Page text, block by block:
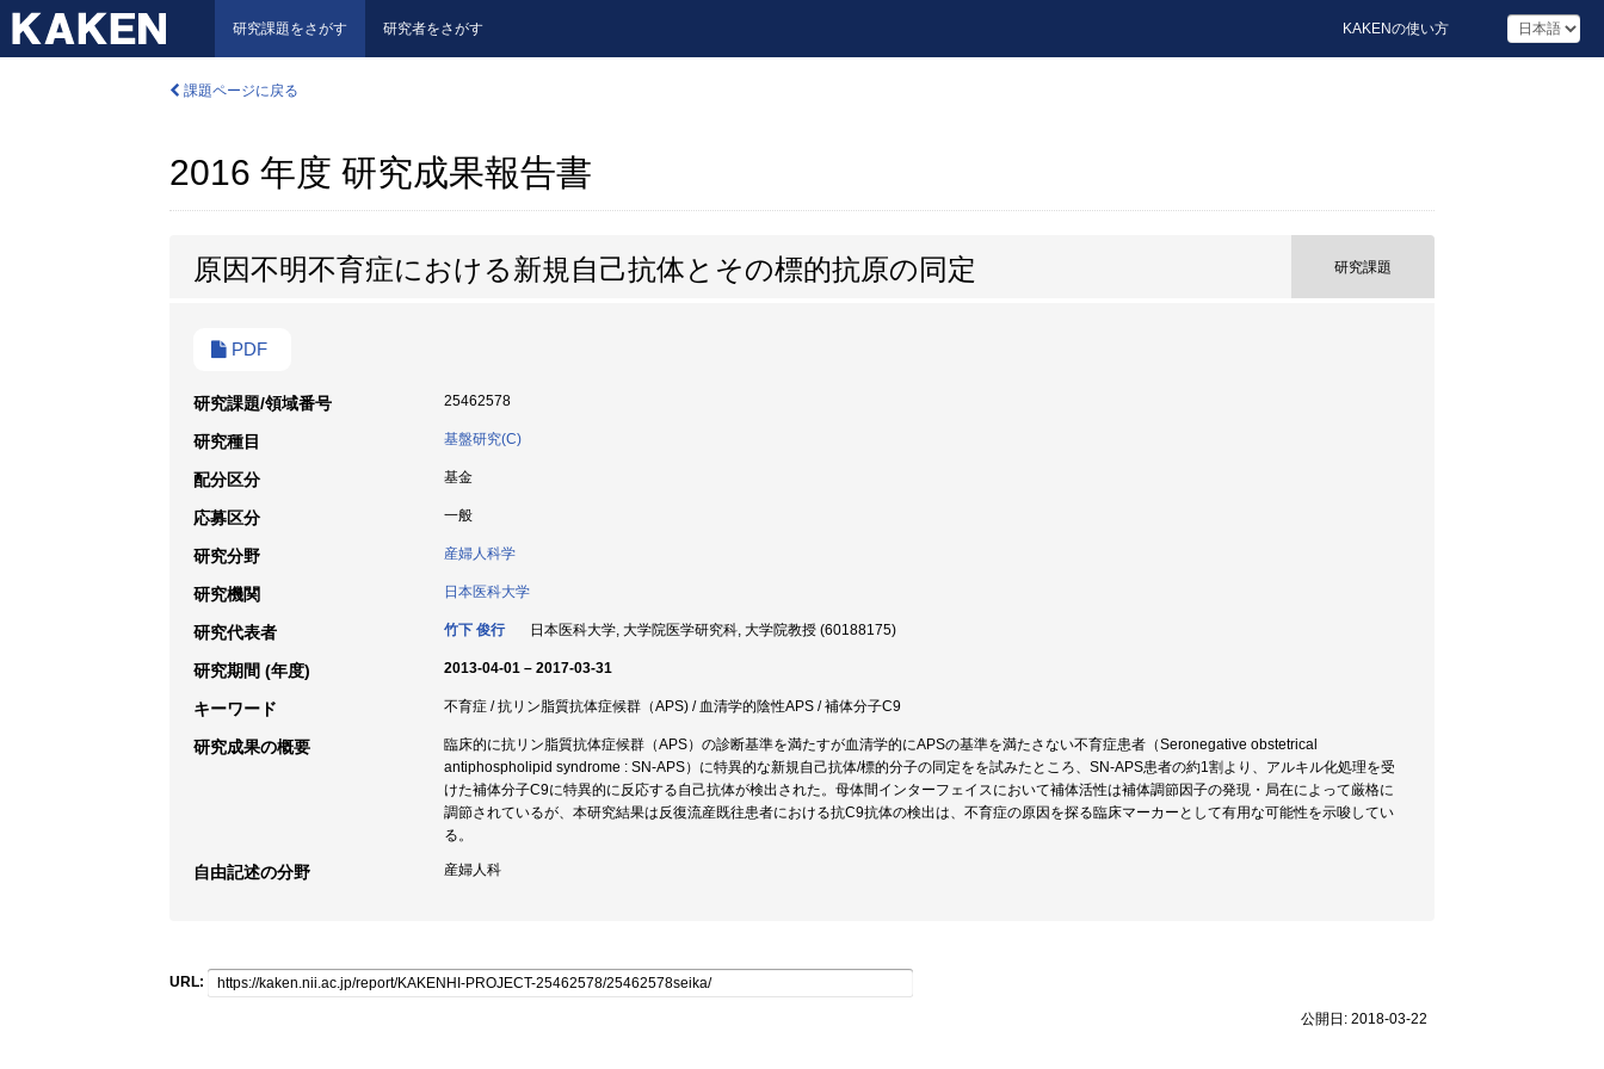
研究課題をさがす 研究者をさがす KAKENの使い方
課題ページに戻る
2016 年度 研究成果報告書
原因不明不育症における新規自己抗体とその標的抗原の同定 研究課題
PDF
研究課題/領域番号 25462578
研究種目 基盤研究(C)
配分区分 基金
応募区分 一般
研究分野 産婦人科学
研究機関 日本医科大学
研究代表者 竹下 俊行 日本医科大学, 大学院医学研究科, 大学院教授 (60188175)
研究期間 (年度) 2013-04-01 – 2017-03-31
キーワード 不育症 / 抗リン脂質抗体症候群（APS) / 血清学的陰性APS / 補体分子C9
研究成果の概要
臨床的に抗リン脂質抗体症候群（APS）の診断基準を満たすが血清学的にAPSの基準を満たさない不育症患者（Seronegative obstetrical
antiphospholipid syndrome : SN-APS）に特異的な新規自己抗体/標的分子の同定をを試みたところ、SN-APS患者の約1割より、アルキル化処理を受
けた補体分子C9に特異的に反応する自己抗体が検出された。母体間インターフェイスにおいて補体活性は補体調節因子の発現・局在によって厳格に
調節されているが、本研究結果は反復流産既往患者における抗C9抗体の検出は、不育症の原因を探る臨床マーカーとして有用な可能性を示唆してい
る。
自由記述の分野 産婦人科
URL:
公開日: 2018-03-22